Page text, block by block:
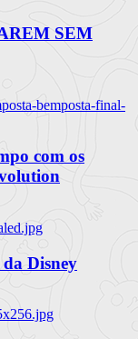
SEM
bemposta-final-
com os
Disney